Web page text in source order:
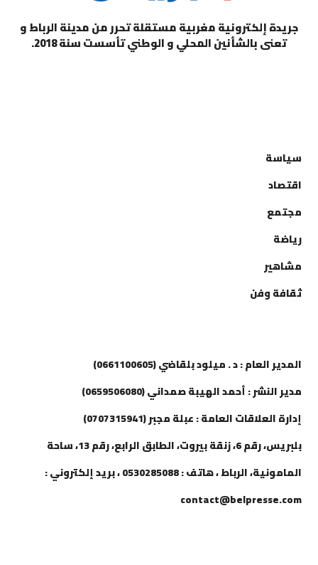
جريدة إلكترونية مغربية مستقلة تحرر من مدينة الرباط و
تعنى بالشأنين المحلي و الوطني تأسست سنة 2018.
سياسة
اقتصاد
مجتمع
رياضة
مشاهير
ثقافة وفن
المدير العام : د . ميلود بلقاضي (0661100605)
مدير النشر : أحمد الهيبة صمداني (0659506080)
إدارة العلاقات العامة : عبلة مجبر (0707315941)
بلبريس، رقم 6، زنقة بيروت، الطابق الرابع، رقم 13، ساحة
المامونية، الرباط ، هاتف : 0530285088 ، بريد إلكتروني :
contact@belpresse.com